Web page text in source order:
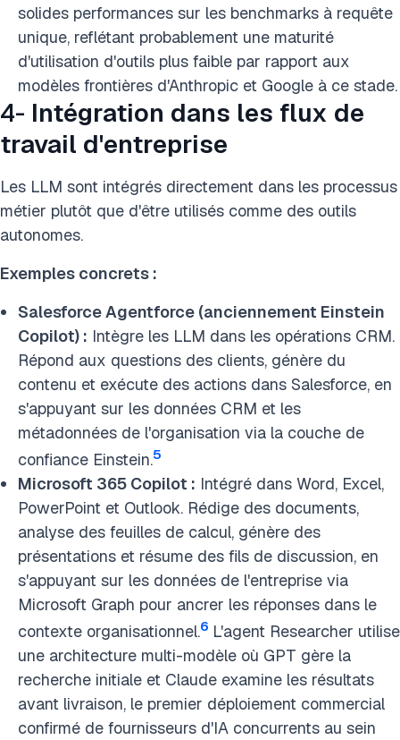
solides performances sur les benchmarks à requête
unique, reflétant probablement une maturité
d'utilisation d'outils plus faible par rapport aux
modèles frontières d'Anthropic et Google à ce stade.
4- Intégration dans les flux de
travail d'entreprise
Les LLM sont intégrés directement dans les processus
métier plutôt que d'être utilisés comme des outils
autonomes.
Exemples concrets :
Salesforce Agentforce (anciennement Einstein
Copilot) : Intègre les LLM dans les opérations CRM.
Répond aux questions des clients, génère du
contenu et exécute des actions dans Salesforce, en
s'appuyant sur les données CRM et les
métadonnées de l'organisation via la couche de
confiance Einstein.5
Microsoft 365 Copilot : Intégré dans Word, Excel,
PowerPoint et Outlook. Rédige des documents,
analyse des feuilles de calcul, génère des
présentations et résume des fils de discussion, en
s'appuyant sur les données de l'entreprise via
Microsoft Graph pour ancrer les réponses dans le
contexte organisationnel.6 L'agent Researcher utilise
une architecture multi-modèle où GPT gère la
recherche initiale et Claude examine les résultats
avant livraison, le premier déploiement commercial
confirmé de fournisseurs d'IA concurrents au sein